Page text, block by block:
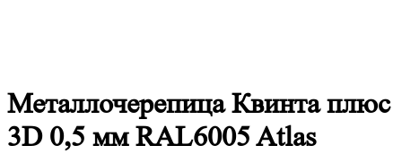
МеталлочерепицаКвинта плюс
3D 0,5 мм RAL6005 Atlas